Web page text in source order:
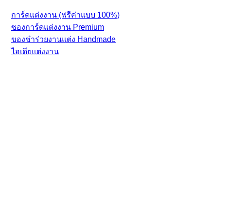
การ์ดแต่งงาน (ฟรีค่าแบบ 100%)
ซองการ์ดแต่งงาน Premium
ของชำร่วยงานแต่ง Handmade
ไอเดียแต่งงาน